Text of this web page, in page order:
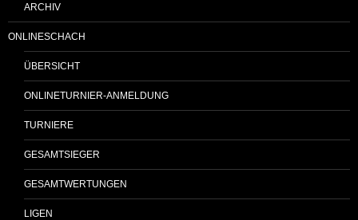
ARCHIV
ONLINESCHACH
ÜBERSICHT
ONLINETURNIER-ANMELDUNG
TURNIERE
GESAMTSIEGER
GESAMTWERTUNGEN
LIGEN